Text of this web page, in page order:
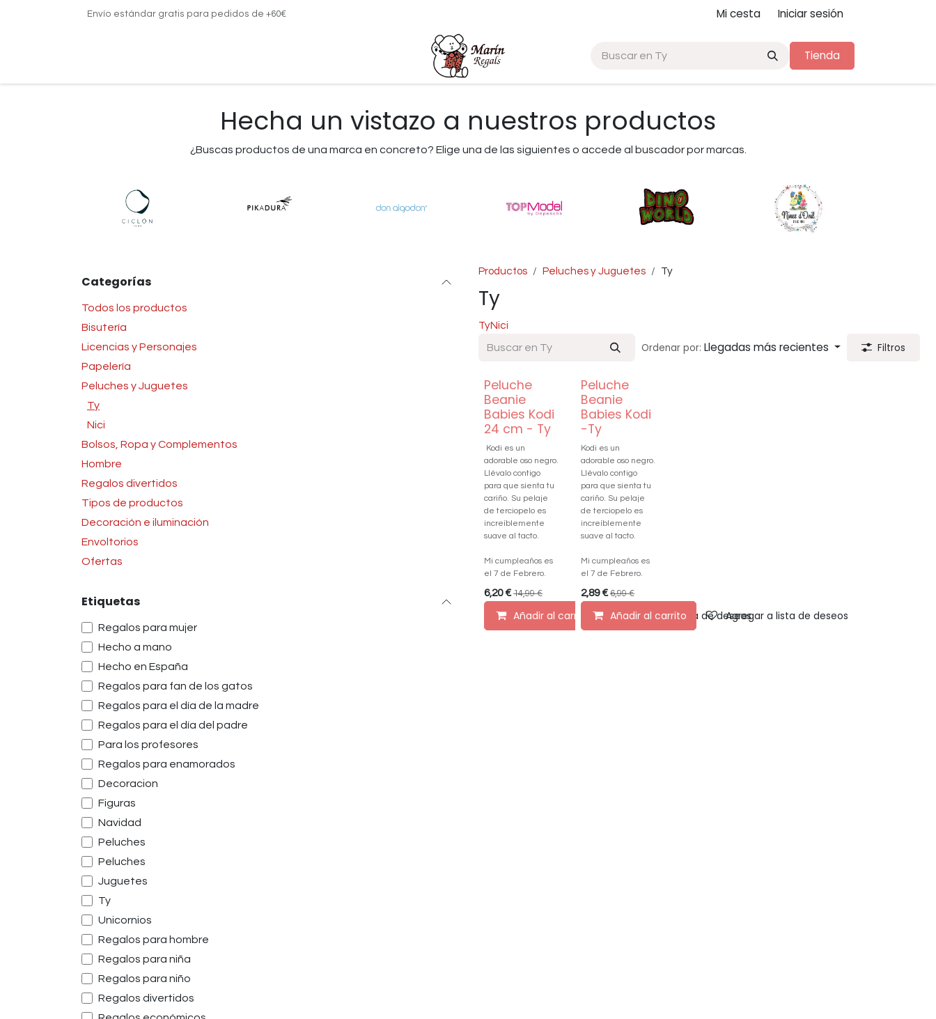
Envío estándar gratis para pedidos de +60€ Mi cesta Iniciar sesión
Tienda
Hecha un vistazo a nuestros productos
¿Buscas productos de una marca en concreto? Elige una de las siguientes o accede al buscador por marcas.
Categorías
Todos los productos
Bisutería
Licencias y Personajes
Papelería
Peluches y Juguetes
Ty
Nici
Bolsos, Ropa y Complementos
Hombre
Regalos divertidos
Tipos de productos
Decoración e iluminación
Envoltorios
Ofertas
Etiquetas
Regalos para mujer
Hecho a mano
Hecho en España
Regalos para fan de los gatos
Regalos para el día de la madre
Regalos para el día del padre
Para los profesores
Regalos para enamorados
Decoracion
Figuras
Navidad
Peluches
Peluches
Juguetes
Ty
Unicornios
Regalos para hombre
Regalos para niña
Regalos para niño
Regalos divertidos
Productos Peluches y Juguetes Ty
Ty
TyNici
Ordenar por: Llegadas más recientes Filtros
Peluche
Beanie
Babies Kodi
24 cm - Ty
Kodi es un
adorable oso negro.
Llévalo contigo
para que sienta tu
cariño. Su pelaje
de terciopelo es
increíblemente
suave al tacto.
Mi cumpleaños es
el 7 de Febrero.
6,20€ 14,99€
Añadir al carrito Agregar a lista de deseos
Peluche
Beanie
Babies Kodi
-Ty
Kodi es un
adorable oso negro.
Llévalo contigo
para que sienta tu
cariño. Su pelaje
de terciopelo es
increíblemente
suave al tacto.
Mi cumpleaños es
el 7 de Febrero.
2,89€ 6,99€
Añadir al carrito Agregar a lista de deseos